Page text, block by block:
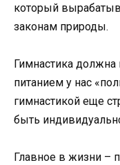
который
законам природы.
Гимнастика
питанием у нас
гимнастикой еще
быть
Главное в жизни –